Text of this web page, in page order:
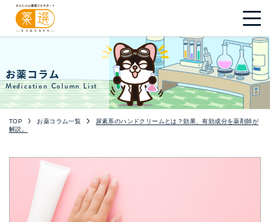
お薬コラム
Medication Column List
TOP お薬コラム一覧
尿素系のハンドクリームとは？効果、有効成分を薬剤師が
解説。